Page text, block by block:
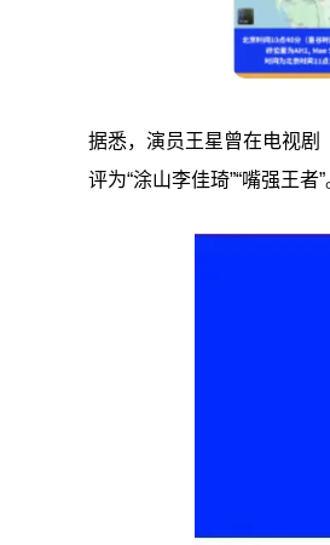
据悉，演员王星曾在电视剧
评为“涂山李佳琦”“嘴强王